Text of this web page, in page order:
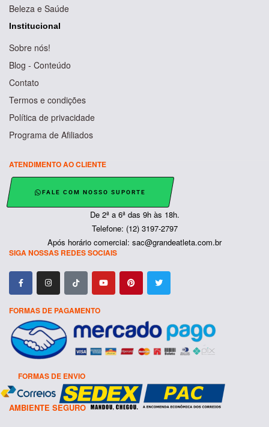
Beleza e Saúde
Institucional
Sobre nós!
Blog - Conteúdo
Contato
Termos e condições
Política de privacidade
Programa de Afiliados
ATENDIMENTO AO CLIENTE
FALE COM NOSSO SUPORTE
De 2ª a 6ª das 9h às 18h.
Telefone: (12) 3197-2797
Após horário comercial: sac@grandeatleta.com.br
SIGA NOSSAS REDES SOCIAIS
FORMAS DE PAGAMENTO
FORMAS DE ENVIO
AMBIENTE SEGURO